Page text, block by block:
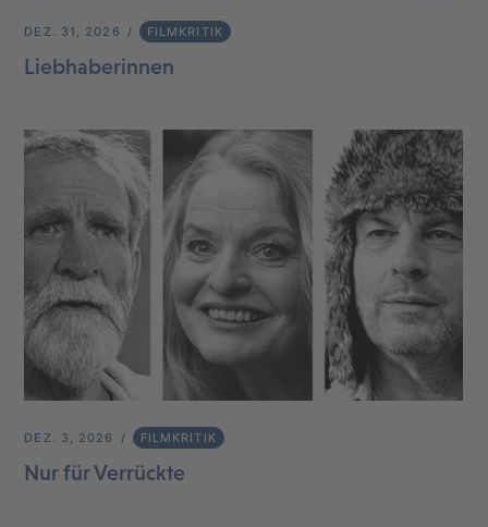
DEZ. 31, 2026 FILMKRITIK
Liebhaberinnen
DEZ. 3, 2026 FILMKRITIK
Nur für Verrückte